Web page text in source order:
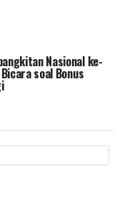
Nasional ke-
soal Bonus